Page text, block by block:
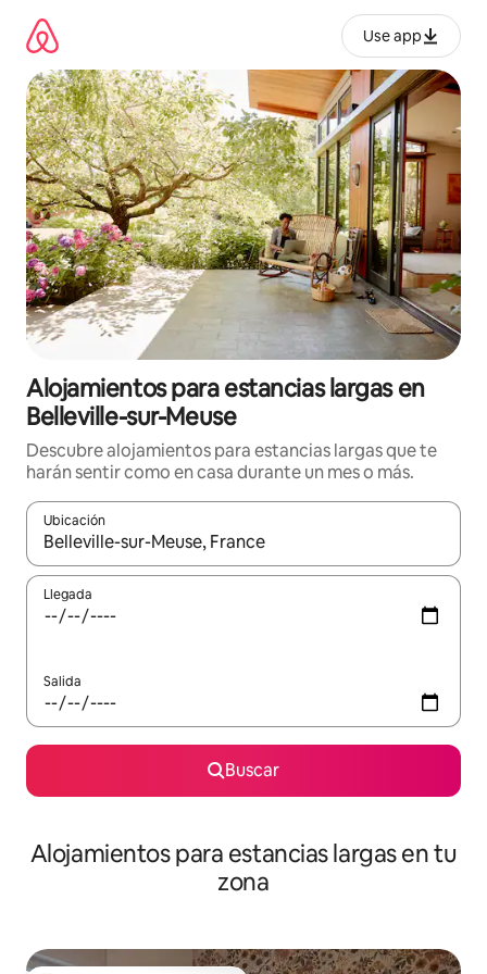
contenido
Use app
Alojamientos para estancias largas en
Belleville-sur-Meuse
Descubre alojamientos para estancias largas que te
harán sentir como en casa durante un mes o más.
Ubicación
Cuando los resultados estén disponibles, podrás navegar
Llegada
Salida
Buscar
Alojamientos para estancias largas en tu
zona